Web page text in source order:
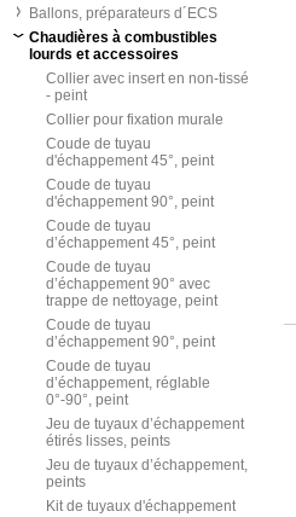
Ballons, préparateurs d´ECS
Chaudières à combustibles
lourds et accessoires
Collier avec insert en non-tissé
- peint
Collier pour fixation murale
Coude de tuyau
d'échappement 45°, peint
Coude de tuyau
d'échappement 90°, peint
Coude de tuyau
d’échappement 45°, peint
Coude de tuyau
d’échappement 90° avec
trappe de nettoyage, peint
Coude de tuyau
d’échappement 90°, peint
Coude de tuyau
d’échappement, réglable
0°-90°, peint
Jeu de tuyaux d’échappement
étirés lisses, peints
Jeu de tuyaux d’échappement,
peints
Kit de tuyaux d'échappement